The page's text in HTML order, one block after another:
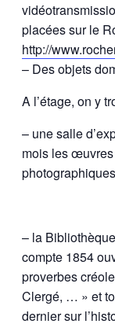
placées sur le
http://
– Des objets
A l’étage, on y
– une salle
mois les œuvres
– la
compte 1854
proverbes
Clergé, … » et
dernier sur